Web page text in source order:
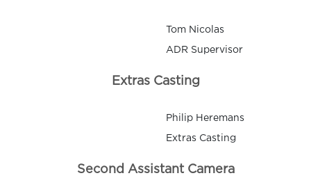
Tom Nicolas
ADR Supervisor
Extras Casting
Philip Heremans
Extras Casting
Second Assistant Camera